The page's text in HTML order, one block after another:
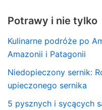
Potrawy i nie tylko
Kulinarne podróże po
Amazonii i Patagonii
Niedopieczony sernik:
upieczonego sernika
5 pysznych i sycących